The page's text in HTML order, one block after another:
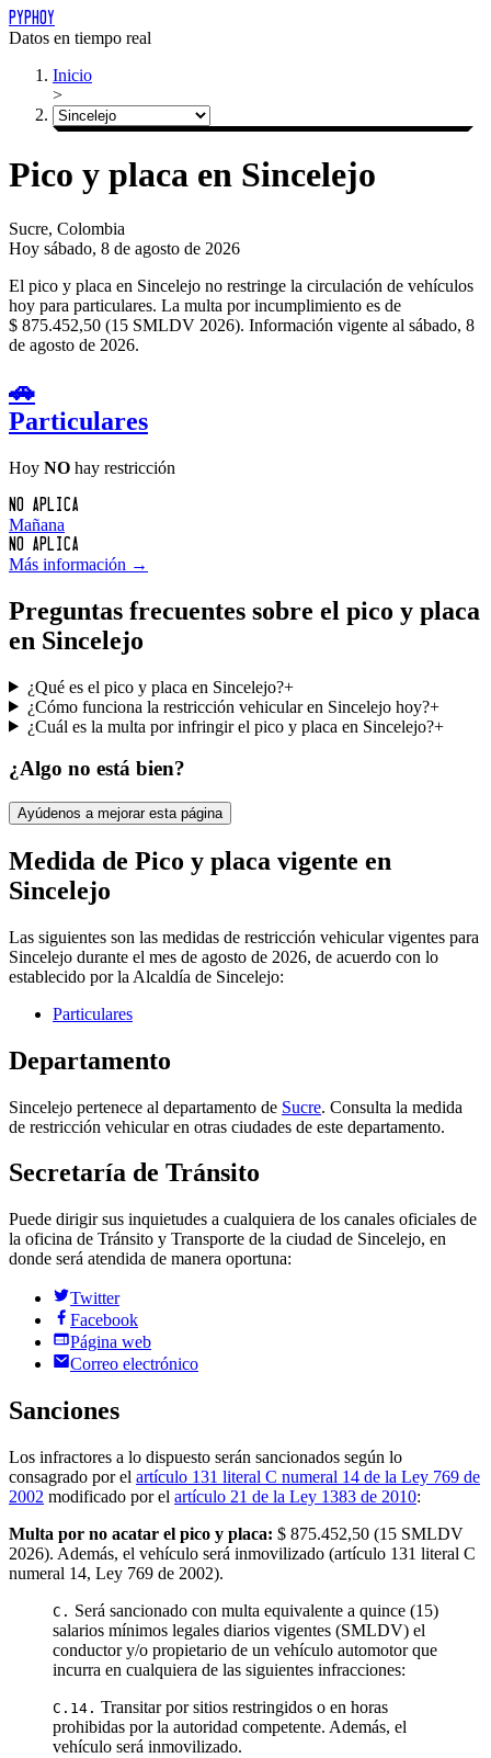
PYPHOY
Datos en tiempo real
Inicio
>
Pico y placa en Sincelejo
Sucre, Colombia
Hoy sábado, 8 de agosto de 2026
El pico y placa en Sincelejo no restringe la circulación de vehículos
hoy para particulares. La multa por incumplimiento es de
$ 875.452,50 (15 SMLDV 2026). Información vigente al sábado, 8
de agosto de 2026.
🚗
Particulares
Hoy NO hay restricción
No aplica
Mañana
No aplica
Más información →
Preguntas frecuentes sobre el pico y placa
en Sincelejo
¿Qué es el pico y placa en Sincelejo?+
¿Cómo funciona la restricción vehicular en Sincelejo hoy?+
¿Cuál es la multa por infringir el pico y placa en Sincelejo?+
¿Algo no está bien?
Ayúdenos a mejorar esta página
Medida de Pico y placa vigente en
Sincelejo
Las siguientes son las medidas de restricción vehicular vigentes para
Sincelejo durante el mes de agosto de 2026, de acuerdo con lo
establecido por la Alcaldía de Sincelejo:
Particulares
Departamento
Sincelejo pertenece al departamento de Sucre. Consulta la medida
de restricción vehicular en otras ciudades de este departamento.
Secretaría de Tránsito
Puede dirigir sus inquietudes a cualquiera de los canales oficiales de
la oficina de Tránsito y Transporte de la ciudad de Sincelejo, en
donde será atendida de manera oportuna:
Twitter
Facebook
Página web
Correo electrónico
Sanciones
Los infractores a lo dispuesto serán sancionados según lo
consagrado por el artículo 131 literal C numeral 14 de la Ley 769 de
2002 modificado por el artículo 21 de la Ley 1383 de 2010:
Multa por no acatar el pico y placa: $ 875.452,50 (15 SMLDV
2026). Además, el vehículo será inmovilizado (artículo 131 literal C
numeral 14, Ley 769 de 2002).
C. Será sancionado con multa equivalente a quince (15)
salarios mínimos legales diarios vigentes (SMLDV) el
conductor y/o propietario de un vehículo automotor que
incurra en cualquiera de las siguientes infracciones:
C.14. Transitar por sitios restringidos o en horas
prohibidas por la autoridad competente. Además, el
vehículo será inmovilizado.